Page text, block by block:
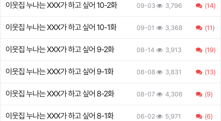
이웃집 누나는 XXX가 하고 싶어 10-2화 09-03 3,796 (14)
이웃집 누나는 XXX가 하고 싶어 10-1화 09-01 3,368 (11)
이웃집 누나는 XXX가 하고 싶어 9-2화 08-14 3,913 (19)
이웃집 누나는 XXX가 하고 싶어 9-1화 08-08 3,831 (13)
이웃집 누나는 XXX가 하고 싶어 8-2화 08-07 4,306 (9)
이웃집 누나는 XXX가 하고 싶어 8-1화 06-02 5,971 (6)